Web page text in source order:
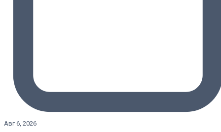
Авг 6, 2026